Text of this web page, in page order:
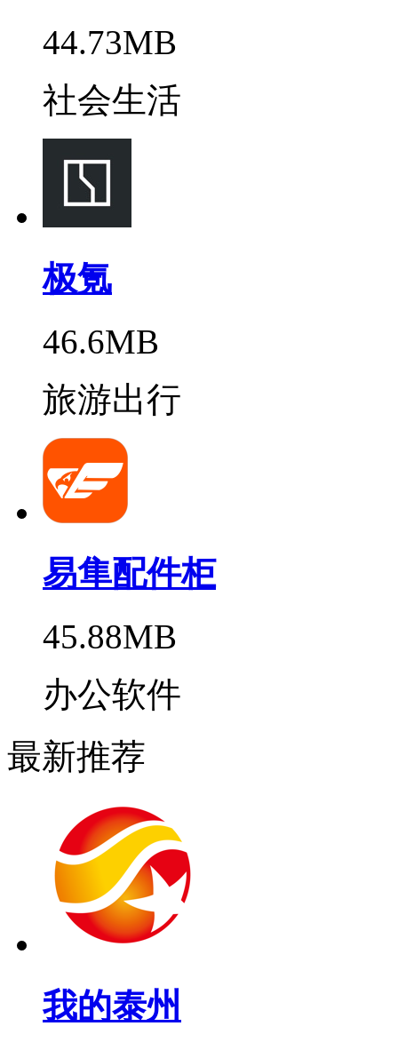
44.73MB
社会生活
极氪
46.6MB
旅游出行
易隼配件柜
45.88MB
办公软件
最新推荐
我的泰州